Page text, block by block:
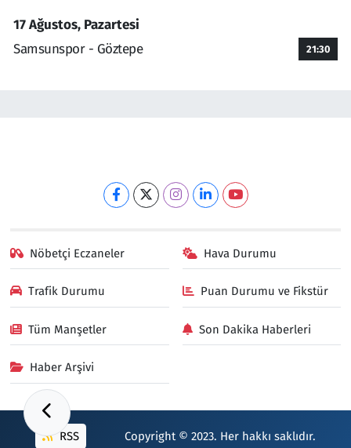
17 Ağustos, Pazartesi
Samsunspor - Göztepe
21:30
Nöbetçi Eczaneler Hava Durumu
Trafik Durumu Puan Durumu ve Fikstür
Tüm Manşetler Son Dakika Haberleri
Haber Arşivi
RSS Copyright © 2023. Her hakkı saklıdır.